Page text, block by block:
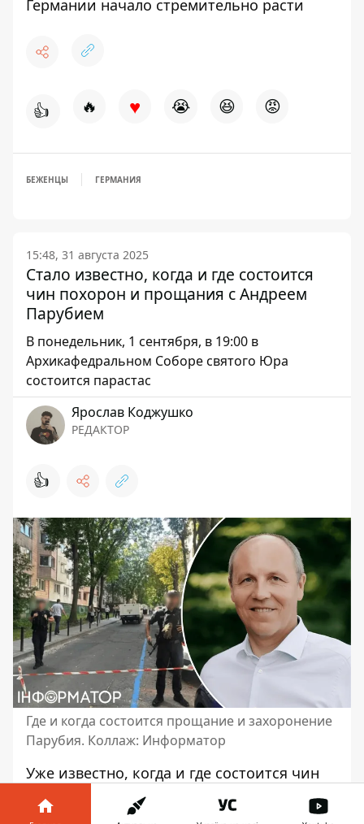
Германии начало стремительно расти
👍 🔥 ♥ 😭 😆 😡
БЕЖЕНЦЫ ГЕРМАНИЯ
15:48, 31 августа 2025
Стало известно, когда и где состоится
чин похорон и прощания с Андреем
Парубием
В понедельник, 1 сентября, в 19:00 в
Архикафедральном Соборе святого Юра
состоится парастас
Ярослав Коджушко
РЕДАКТОР
👍
Где и когда состоится прощание и захоронение
Парубия. Коллаж: Информатор
Уже известно, когда и где состоится чин
захоронения Андрея Парубия
накануне. Да, парастас проведут в